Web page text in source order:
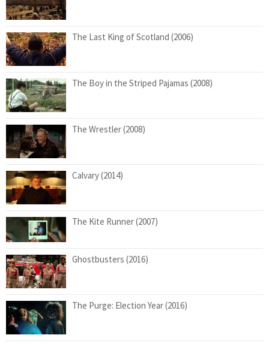
The Last King of Scotland (2006)
The Boy in the Striped Pajamas (2008)
The Wrestler (2008)
Calvary (2014)
The Kite Runner (2007)
Ghostbusters (2016)
The Purge: Election Year (2016)